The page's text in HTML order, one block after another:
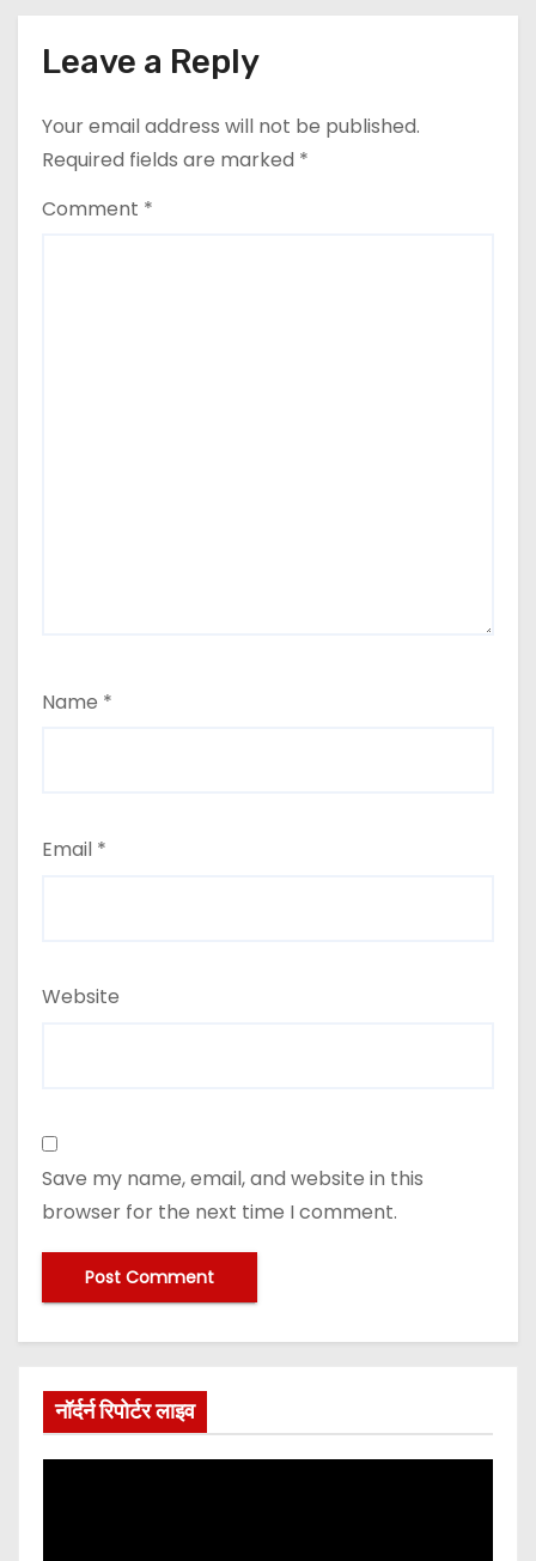
o
n
Leave a Reply
Your email address will not be published.
Required fields are marked *
Comment *
Name *
Email *
Website
Save my name, email, and website in this
browser for the next time I comment.
नॉर्दर्न रिपोर्टर लाइव